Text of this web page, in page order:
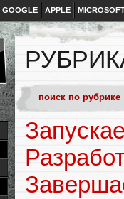
GOOGLE APPLE